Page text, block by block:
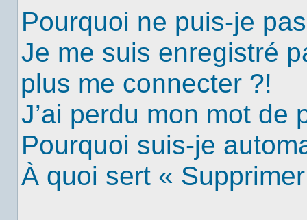
Pourquoi ne puis-je
Je me suis enregistré
plus me connecter ?!
J’ai perdu mon mot de
Pourquoi suis-je
À quoi sert «